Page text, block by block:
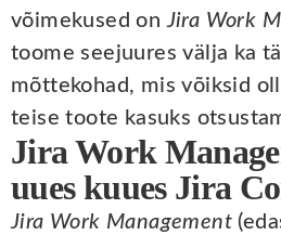
võimekused onJira Work
toome seejuures välja ka
mõttekohad, mis võiksid
teise toote kasuks
Jira Work
uues kuues Jira
Jira Work Management